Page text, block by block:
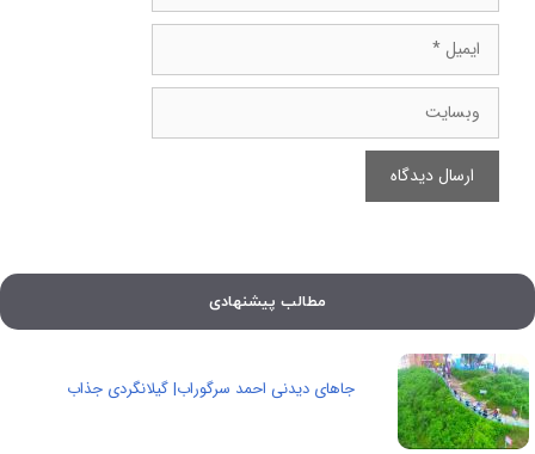
ایمیل
وبسایت
مطالب پیشنهادی
جاهای دیدنی احمد سرگوراب| گیلانگردی جذاب